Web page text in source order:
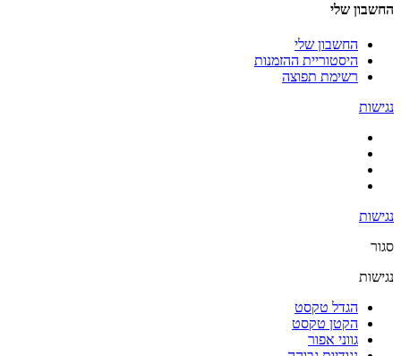
החשבון שלי
החשבון שלי
היסטוריית ההזמנות
רשימת תפוצה
נגישות
נגישות
סגור
נגישות
הגדל טקסט
הקטן טקסט
גווני אפור